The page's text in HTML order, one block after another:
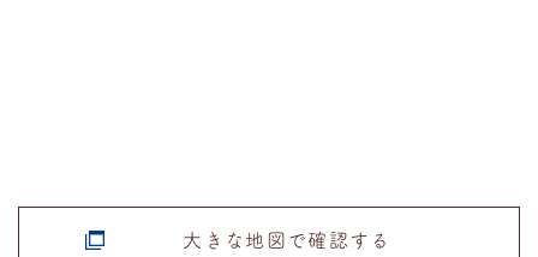
大きな地図で確認する